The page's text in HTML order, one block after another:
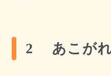
2 あこがれ